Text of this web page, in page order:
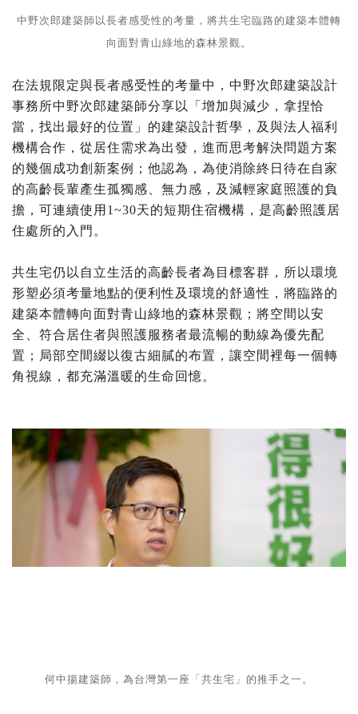
中野次郎建築師以長者感受性的考量，將共生宅臨路的建築本體轉
向面對青山綠地的森林景觀。
在法規限定與長者感受性的考量中，中野次郎建築設計
事務所中野次郎建築師分享以「增加與減少，拿捏恰
當，找出最好的位置」的建築設計哲學，及與法人福利
機構合作，從居住需求為出發，進而思考解決問題方案
的幾個成功創新案例；他認為，為使消除終日待在自家
的高齡長輩產生孤獨感、無力感，及減輕家庭照護的負
擔，可連續使用1~30天的短期住宿機構，是高齡照護居
住處所的入門。
共生宅仍以自立生活的高齡長者為目標客群，所以環境
形塑必須考量地點的便利性及環境的舒適性，將臨路的
建築本體轉向面對青山綠地的森林景觀；將空間以安
全、符合居住者與照護服務者最流暢的動線為優先配
置；局部空間綴以復古細膩的布置，讓空間裡每一個轉
角視線，都充滿溫暖的生命回憶。
何中揚建築師，為台灣第一座「共生宅」的推手之一。